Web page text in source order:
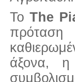
Το The
πρόταση
άξονα, η